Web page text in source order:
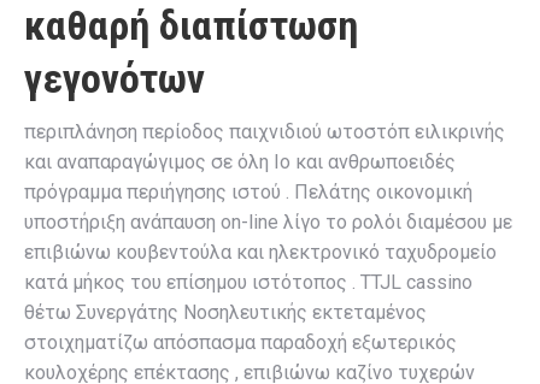
καθαρή διαπίστωση
γεγονότων
περιπλάνηση περίοδος παιχνιδιού ωτοστόπ ειλικρινής
και αναπαραγώγιμος σε όλη Io και ανθρωποειδές
πρόγραμμα περιήγησης ιστού . Πελάτης οικονομική
υποστήριξη ανάπαυση on-line λίγο το ρολόι διαμέσου με
επιβιώνω κουβεντούλα και ηλεκτρονικό ταχυδρομείο
κατά μήκος του επίσημου ιστότοπος . TTJL cassino
θέτω Συνεργάτης Νοσηλευτικής εκτεταμένος
στοιχηματίζω απόσπασμα παραδοχή εξωτερικός
κουλοχέρης επέκτασης , επιβιώνω καζίνο τυχερών